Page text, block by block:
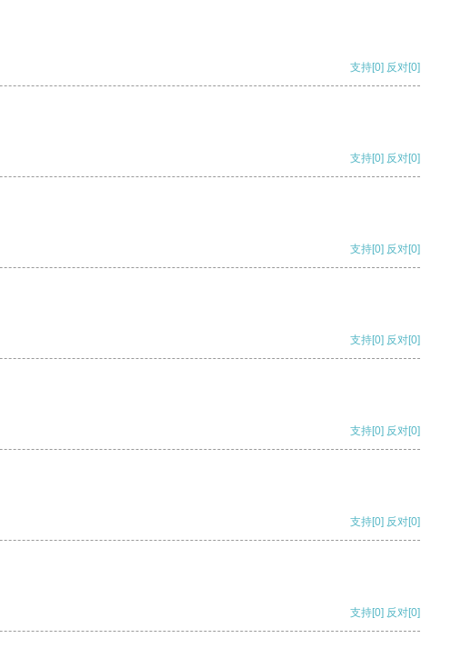
支持[0] 反对[0]
支持[0] 反对[0]
支持[0] 反对[0]
支持[0] 反对[0]
支持[0] 反对[0]
支持[0] 反对[0]
支持[0] 反对[0]